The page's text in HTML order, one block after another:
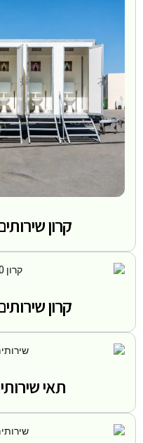
קרון שירותים
קרון שירותים
תאי